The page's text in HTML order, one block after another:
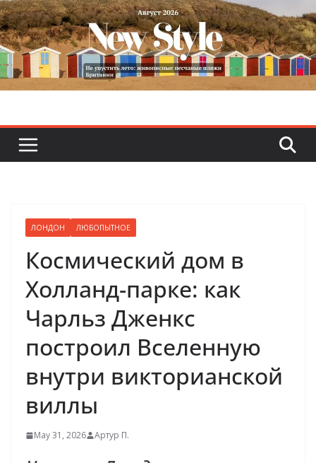
Skip
to
content
ЛОНДОН ЛЮБОПЫТНОЕ
Космический дом в
Холланд-парке: как
Чарльз Дженкс
построил Вселенную
внутри викторианской
виллы
May 31, 2026 Артур П.